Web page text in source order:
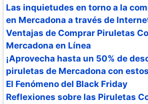
Las inquietudes en torno a la
en Mercadona a través de
Ventajas de Comprar Piruletas
Mercadona en Línea
¡Aprovecha hasta un 50% de
piruletas de Mercadona con
El Fenómeno del Black Friday
Reflexiones sobre las Piruletas